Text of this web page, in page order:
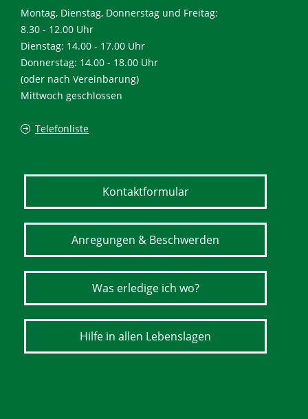
Montag, Dienstag, Donnerstag und Freitag:
8.30 - 12.00 Uhr
Dienstag: 14.00 - 17.00 Uhr
Donnerstag: 14.00 - 18.00 Uhr
(oder nach Vereinbarung)
Mittwoch geschlossen
Telefonliste
Kontaktformular
Anregungen & Beschwerden
Was erledige ich wo?
Hilfe in allen Lebenslagen